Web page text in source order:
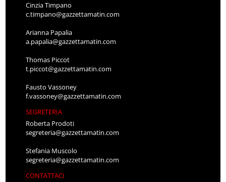
Cinzia Timpano
c.timpano@gazzettamatin.com
Arianna Papalia
a.papalia@gazzettamatin.com
Thomas Piccot
t.piccot@gazzettamatin.com
Fausto Vassoney
f.vassoney@gazzettamatin.com
SEGRETERIA
Roberta Prodoti
segreteria@gazzettamatin.com
Stefania Muscolo
segreteria@gazzettamatin.com
CONTATTACI